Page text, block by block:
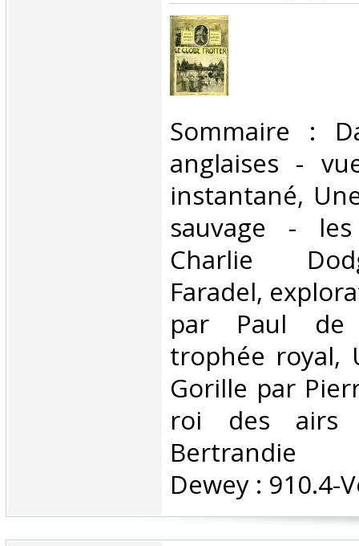
‎Sommaire :
anglaises -
instantané,
sauvage -
Charlie
Faradel,
par Paul de
trophée royal,
Gorille par
roi des airs
Bertrandie
Dewey : 910.4-